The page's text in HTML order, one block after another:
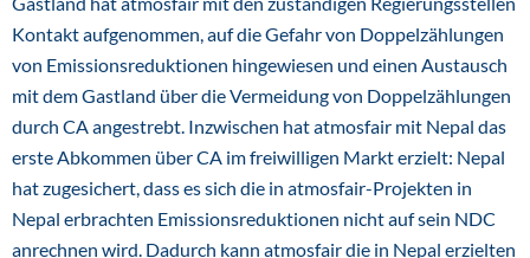
Kontakt aufgenommen, auf die Gefahr von Doppelzählungen
von Emissionsreduktionen hingewiesen und einen Austausch
mit dem Gastland über die Vermeidung von Doppelzählungen
durch CA angestrebt. Inzwischen hat atmosfair mit Nepal das
erste Abkommen über CA im freiwilligen Markt erzielt: Nepal
hat zugesichert, dass es sich die in atmosfair-Projekten in
Nepal erbrachten Emissionsreduktionen nicht auf sein NDC
anrechnen wird. Dadurch kann atmosfair die in Nepal erzielten